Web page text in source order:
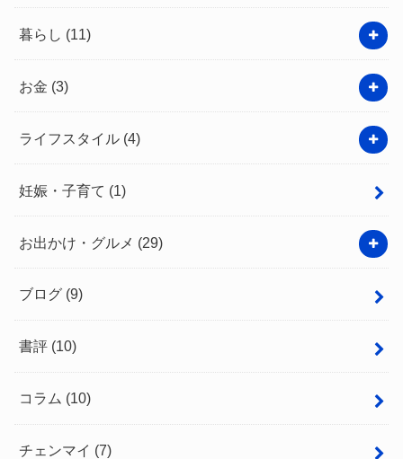
暮らし (11)
お金 (3)
ライフスタイル (4)
妊娠・子育て (1)
お出かけ・グルメ (29)
ブログ (9)
書評 (10)
コラム (10)
チェンマイ (7)